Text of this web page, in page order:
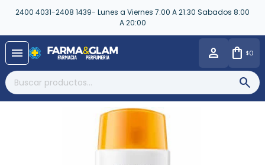
2400 4031-2408 1439- Lunes a Viernes 7:00 A 21:30 Sabados 8:00
A 20:00
menu $0